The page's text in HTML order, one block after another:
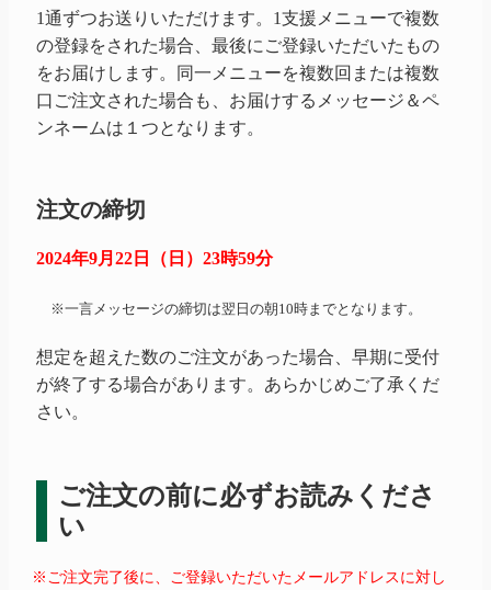
1通ずつお送りいただけます。1支援メニューで複数
の登録をされた場合、最後にご登録いただいたもの
をお届けします。同一メニューを複数回または複数
口ご注文された場合も、お届けするメッセージ＆ペ
ンネームは１つとなります。
注文の締切
2024年9月22日（日）23時59分
※一言メッセージの締切は翌日の朝10時までとなります。
想定を超えた数のご注文があった場合、早期に受付
が終了する場合があります。あらかじめご了承くだ
さい。
ご注文の前に必ずお読みくださ
い
※ご注文完了後に、ご登録いただいたメールアドレスに対し